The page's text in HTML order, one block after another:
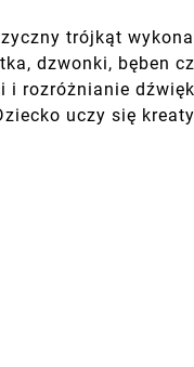
trójkąt
dzwonki, bęben
i rozróżnianie
uczy się